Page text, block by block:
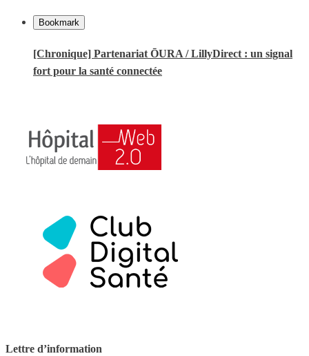
Bookmark
[Chronique] Partenariat ŌURA / LillyDirect : un signal
fort pour la santé connectée
Lettre d’information